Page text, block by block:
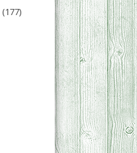
(177)